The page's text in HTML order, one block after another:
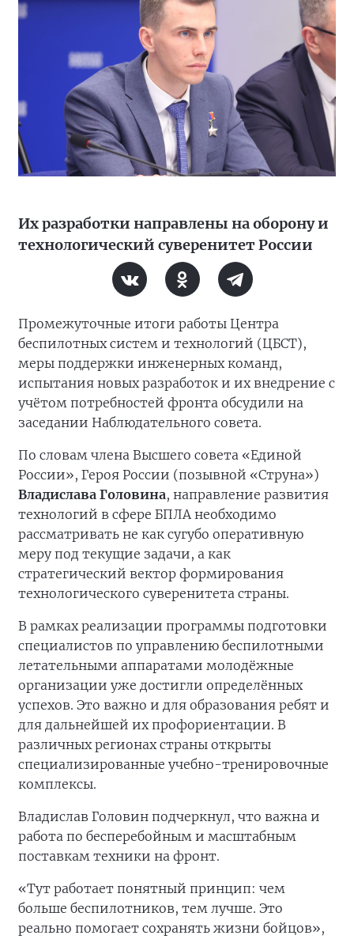
Их разработки направлены на оборону и
технологический суверенитет России
Промежуточные итоги работы Центра
беспилотных систем и технологий (ЦБСТ),
меры поддержки инженерных команд,
испытания новых разработок и их внедрение с
учётом потребностей фронта обсудили на
заседании Наблюдательного совета.
По словам члена Высшего совета «Единой
России», Героя России (позывной «Струна»)
Владислава Головина, направление развития
технологий в сфере БПЛА необходимо
рассматривать не как сугубо оперативную
меру под текущие задачи, а как
стратегический вектор формирования
технологического суверенитета страны.
В рамках реализации программы подготовки
специалистов по управлению беспилотными
летательными аппаратами молодёжные
организации уже достигли определённых
успехов. Это важно и для образования ребят и
для дальнейшей их профориентации. В
различных регионах страны открыты
специализированные учебно-тренировочные
комплексы.
Владислав Головин подчеркнул, что важна и
работа по бесперебойным и масштабным
поставкам техники на фронт.
«Тут работает понятный принцип: чем
больше беспилотников, тем лучше. Это
реально помогает сохранять жизни бойцов»,